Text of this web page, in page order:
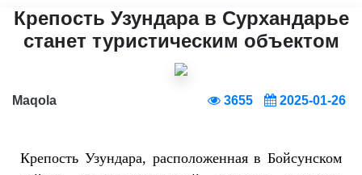
Крепость Узундара в Сурхандарье
станет туристическим объектом
Maqola 3655 2025-01-26
Крепость Узундара, расположенная в Бойсунском